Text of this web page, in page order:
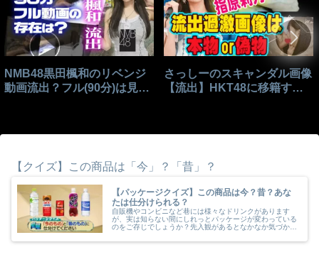
NMB48黒田楓和のリベンジ
動画流出？フル(90分)は見れ
さっしーのスキャンダル画像
【流出】HKT48に移籍する
【クイズ】この商品は「今」？「昔」？
【パッケージクイズ】この商品は今？昔？あな
たは仕分けられる？
自販機やコンビニなど巷には様々なドリンクがあります
が、実は知らない間にしれっとパッケージが変わっている
のをご存じでしょうか？先入観があるとなかなか気づかな
「今」か「昔」か？仕分けられますか？